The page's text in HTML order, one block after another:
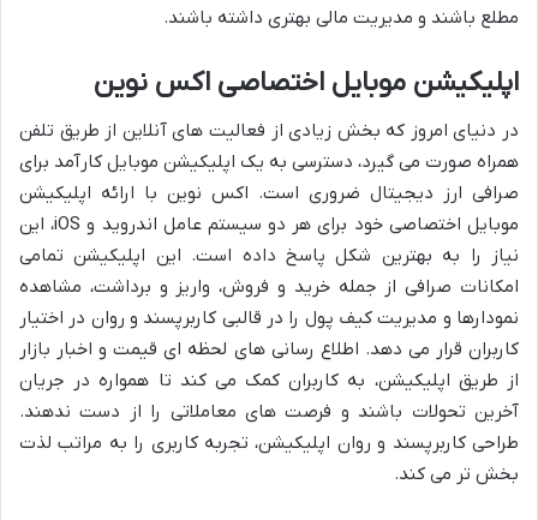
مطلع باشند و مدیریت مالی بهتری داشته باشند.
اپلیکیشن موبایل اختصاصی اکس نوین
در دنیای امروز که بخش زیادی از فعالیت های آنلاین از طریق تلفن
همراه صورت می گیرد، دسترسی به یک اپلیکیشن موبایل کارآمد برای
صرافی ارز دیجیتال ضروری است. اکس نوین با ارائه اپلیکیشن
موبایل اختصاصی خود برای هر دو سیستم عامل اندروید و iOS، این
نیاز را به بهترین شکل پاسخ داده است. این اپلیکیشن تمامی
امکانات صرافی از جمله خرید و فروش، واریز و برداشت، مشاهده
نمودارها و مدیریت کیف پول را در قالبی کاربرپسند و روان در اختیار
کاربران قرار می دهد. اطلاع رسانی های لحظه ای قیمت و اخبار بازار
از طریق اپلیکیشن، به کاربران کمک می کند تا همواره در جریان
آخرین تحولات باشند و فرصت های معاملاتی را از دست ندهند.
طراحی کاربرپسند و روان اپلیکیشن، تجربه کاربری را به مراتب لذت
بخش تر می کند.